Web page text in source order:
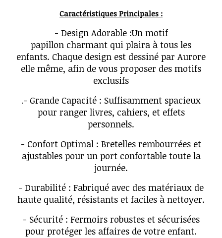
Caractéristiques Principales :
- Design Adorable :Un motif
papillon charmant qui plaira à tous les
enfants. Chaque design est dessiné par Aurore
elle même, afin de vous proposer des motifs
exclusifs
.- Grande Capacité : Suffisamment spacieux
pour ranger livres, cahiers, et effets
personnels.
- Confort Optimal : Bretelles rembourrées et
ajustables pour un port confortable toute la
journée.
- Durabilité : Fabriqué avec des matériaux de
haute qualité, résistants et faciles à nettoyer.
- Sécurité : Fermoirs robustes et sécurisées
pour protéger les affaires de votre enfant.